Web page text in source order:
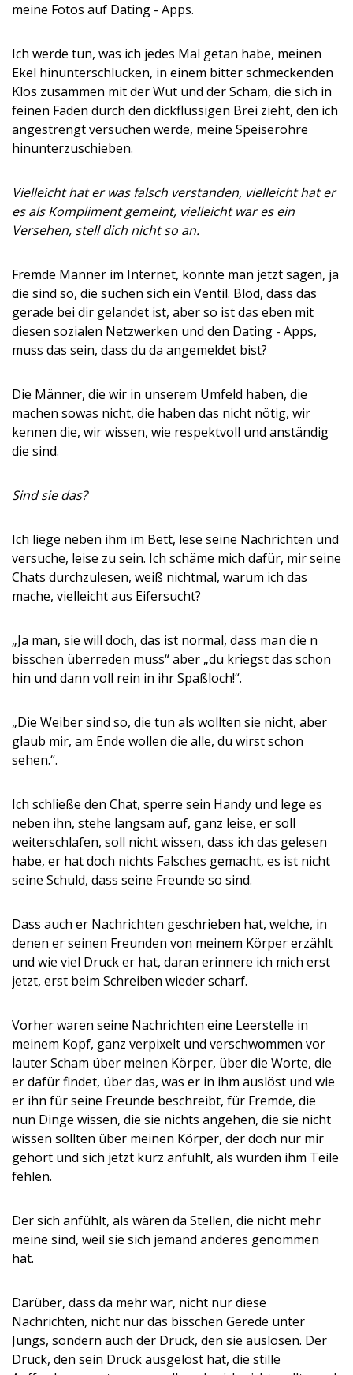
meine Fotos auf Dating - Apps.
Ich werde tun, was ich jedes Mal getan habe, meinen
Ekel hinunterschlucken, in einem bitter schmeckenden
Klos zusammen mit der Wut und der Scham, die sich in
feinen Fäden durch den dickflüssigen Brei zieht, den ich
angestrengt versuchen werde, meine Speiseröhre
hinunterzuschieben.
Vielleicht hat er was falsch verstanden, vielleicht hat er
es als Kompliment gemeint, vielleicht war es ein
Versehen, stell dich nicht so an.
Fremde Männer im Internet, könnte man jetzt sagen, ja
die sind so, die suchen sich ein Ventil. Blöd, dass das
gerade bei dir gelandet ist, aber so ist das eben mit
diesen sozialen Netzwerken und den Dating - Apps,
muss das sein, dass du da angemeldet bist?
Die Männer, die wir in unserem Umfeld haben, die
machen sowas nicht, die haben das nicht nötig, wir
kennen die, wir wissen, wie respektvoll und anständig
die sind.
Sind sie das?
Ich liege neben ihm im Bett, lese seine Nachrichten und
versuche, leise zu sein. Ich schäme mich dafür, mir seine
Chats durchzulesen, weiß nichtmal, warum ich das
mache, vielleicht aus Eifersucht?
„Ja man, sie will doch, das ist normal, dass man die n
bisschen überreden muss“ aber „du kriegst das schon
hin und dann voll rein in ihr Spaßloch!“.
„Die Weiber sind so, die tun als wollten sie nicht, aber
glaub mir, am Ende wollen die alle, du wirst schon
sehen.“.
Ich schließe den Chat, sperre sein Handy und lege es
neben ihn, stehe langsam auf, ganz leise, er soll
weiterschlafen, soll nicht wissen, dass ich das gelesen
habe, er hat doch nichts Falsches gemacht, es ist nicht
seine Schuld, dass seine Freunde so sind.
Dass auch er Nachrichten geschrieben hat, welche, in
denen er seinen Freunden von meinem Körper erzählt
und wie viel Druck er hat, daran erinnere ich mich erst
jetzt, erst beim Schreiben wieder scharf.
Vorher waren seine Nachrichten eine Leerstelle in
meinem Kopf, ganz verpixelt und verschwommen vor
lauter Scham über meinen Körper, über die Worte, die
er dafür findet, über das, was er in ihm auslöst und wie
er ihn für seine Freunde beschreibt, für Fremde, die
nun Dinge wissen, die sie nichts angehen, die sie nicht
wissen sollten über meinen Körper, der doch nur mir
gehört und sich jetzt kurz anfühlt, als würden ihm Teile
fehlen.
Der sich anfühlt, als wären da Stellen, die nicht mehr
meine sind, weil sie sich jemand anderes genommen
hat.
Darüber, dass da mehr war, nicht nur diese
Nachrichten, nicht nur das bisschen Gerede unter
Jungs, sondern auch der Druck, den sie auslösen. Der
Druck, den sein Druck ausgelöst hat, die stille